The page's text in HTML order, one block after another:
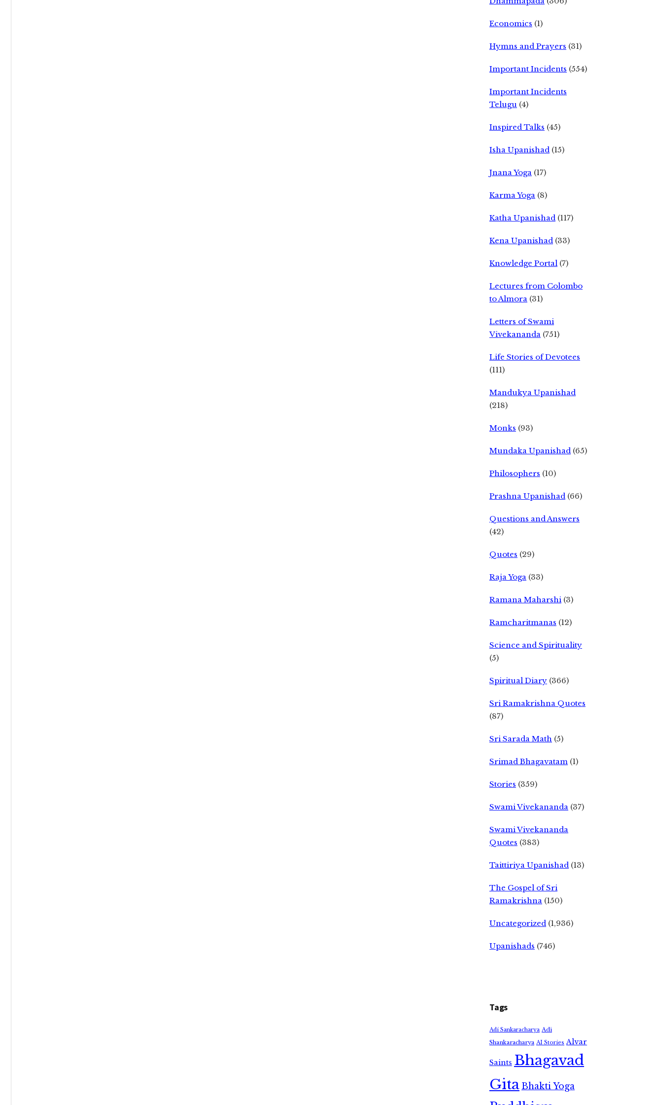
Economics (1)
Hymns and Prayers (31)
Important Incidents (554)
Important Incidents
Telugu (4)
Inspired Talks (45)
Isha Upanishad (15)
Jnana Yoga (17)
Karma Yoga (8)
Katha Upanishad (117)
Kena Upanishad (33)
Knowledge Portal (7)
Lectures from Colombo
to Almora (31)
Letters of Swami
Vivekananda (751)
Life Stories of Devotees
(111)
Mandukya Upanishad
(218)
Monks (93)
Mundaka Upanishad (65)
Philosophers (10)
Prashna Upanishad (66)
Questions and Answers
(42)
Quotes (29)
Raja Yoga (33)
Ramana Maharshi (3)
Ramcharitmanas (12)
Science and Spirituality
(5)
Spiritual Diary (366)
Sri Ramakrishna Quotes
(87)
Sri Sarada Math (5)
Srimad Bhagavatam (1)
Stories (359)
Swami Vivekananda (37)
Swami Vivekananda
Quotes (383)
Taittiriya Upanishad (13)
The Gospel of Sri
Ramakrishna (150)
Uncategorized (1,936)
Upanishads (746)
Tags
Adi Sankaracharya Adi
Shankaracharya AI Stories Alvar
Saints Bhagavad
GitaBhakti Yoga